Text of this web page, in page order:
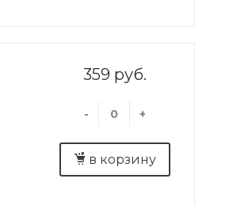
359 руб.
- +
в корзину